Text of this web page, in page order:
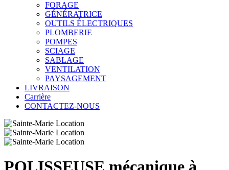
FORAGE
GÉNÉRATRICE
OUTILS ÉLECTRIQUES
PLOMBERIE
POMPES
SCIAGE
SABLAGE
VENTILATION
PAYSAGEMENT
LIVRAISON
Carrière
CONTACTEZ-NOUS